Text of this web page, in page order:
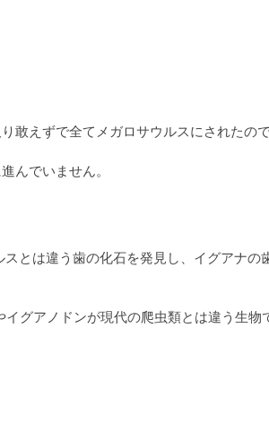
敢えずで全てメガロサウルスにされたので
んでいません。
とは違う歯の化石を発見し、イグアナの
グアノドンが現代の爬虫類とは違う生物